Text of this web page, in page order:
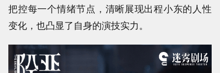
把控每一个情绪节点，清晰展现出程小东的人性
变化，也凸显了自身的演技实力。